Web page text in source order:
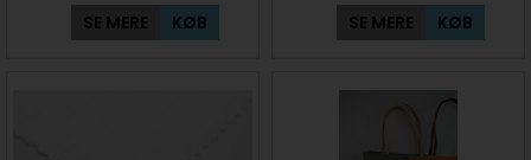
SE MERE KØB SE MERE KØB